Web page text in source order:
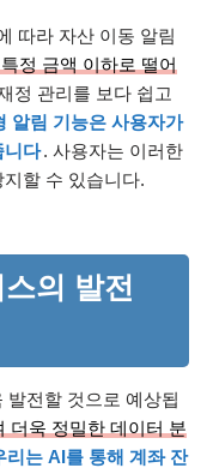
따라 자산 이동 알림
정 금액 이하로 떨어
정 관리를 보다 쉽고
알림 기능은 사용자가
니다. 사용자는 이러한
할 수 있습니다.
의 발전
발전할 것으로 예상됩
더욱 정밀한 데이터 분
리는 AI를 통해 계좌 잔